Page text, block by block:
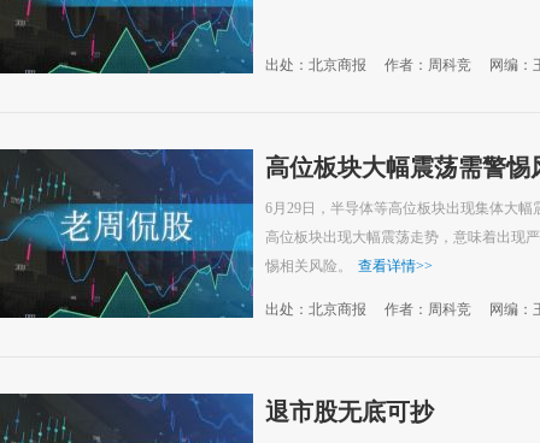
出处：北京商报 作者：周科竞 网编：
高位板块大幅震荡需警惕
6月29日，半导体等高位板块出现集体大
高位板块出现大幅震荡走势，意味着出现
惕相关风险。
查看详情>>
出处：北京商报 作者：周科竞 网编：
退市股无底可抄